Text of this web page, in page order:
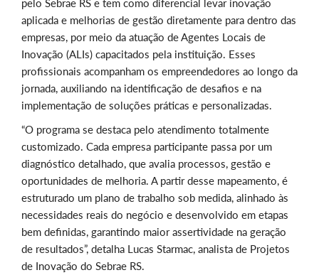
pelo Sebrae RS e tem como diferencial levar inovação
aplicada e melhorias de gestão diretamente para dentro das
empresas, por meio da atuação de Agentes Locais de
Inovação (ALIs) capacitados pela instituição. Esses
profissionais acompanham os empreendedores ao longo da
jornada, auxiliando na identificação de desafios e na
implementação de soluções práticas e personalizadas.
“O programa se destaca pelo atendimento totalmente
customizado. Cada empresa participante passa por um
diagnóstico detalhado, que avalia processos, gestão e
oportunidades de melhoria. A partir desse mapeamento, é
estruturado um plano de trabalho sob medida, alinhado às
necessidades reais do negócio e desenvolvido em etapas
bem definidas, garantindo maior assertividade na geração
de resultados”, detalha Lucas Starmac, analista de Projetos
de Inovação do Sebrae RS.